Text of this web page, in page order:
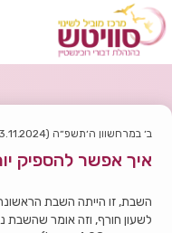
ב׳ במרחשוון ה׳תשפ״ה (03.11.2024)
איך אפשר להספיק
השבת, זו הייתה השבת